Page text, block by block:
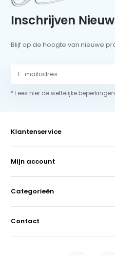
Inschrijven
Blijf op de hoogte van nieuwe
* Lees hier de wettelijke beperkingen
Klantenservice
Mijn account
Categorieën
Contact